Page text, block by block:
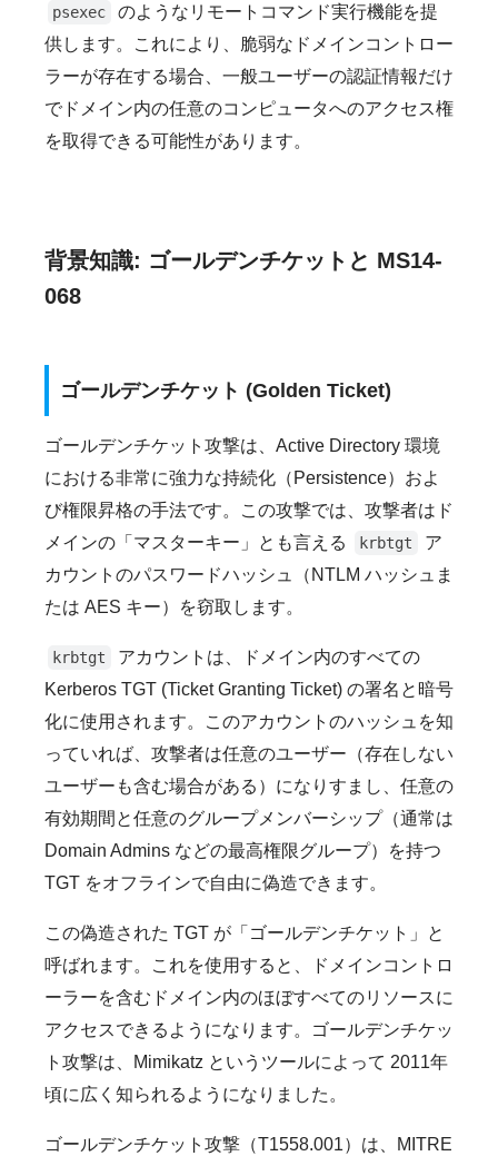
psexec
のようなリモートコマンド実行機能を提
供します。これにより、脆弱なドメインコントロー
ラーが存在する場合、一般ユーザーの認証情報だけ
でドメイン内の任意のコンピュータへのアクセス権
を取得できる可能性があります。
背景知識: ゴールデンチケットと MS14-
068
ゴールデンチケット (Golden Ticket)
ゴールデンチケット攻撃は、Active Directory 環境
における非常に強力な持続化（Persistence）およ
び権限昇格の手法です。この攻撃では、攻撃者はド
メインの「マスターキー」とも言える
krbtgt
ア
カウントのパスワードハッシュ（NTLM ハッシュま
たは AES キー）を窃取します。
krbtgt
アカウントは、ドメイン内のすべての
Kerberos TGT (Ticket Granting Ticket) の署名と暗号
化に使用されます。このアカウントのハッシュを知
っていれば、攻撃者は任意のユーザー（存在しない
ユーザーも含む場合がある）になりすまし、任意の
有効期間と任意のグループメンバーシップ（通常は
Domain Admins などの最高権限グループ）を持つ
TGT をオフラインで自由に偽造できます。
この偽造された TGT が「ゴールデンチケット」と
呼ばれます。これを使用すると、ドメインコントロ
ーラーを含むドメイン内のほぼすべてのリソースに
アクセスできるようになります。ゴールデンチケッ
ト攻撃は、Mimikatz というツールによって 2011年
頃に広く知られるようになりました。
ゴールデンチケット攻撃（T1558.001）は、MITRE